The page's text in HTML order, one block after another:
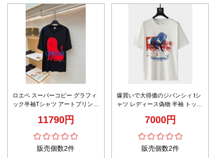
ロエベ スーパーコピー グラフィ
ック半袖Tシャツ アートプリント
11790円
販売個数2件
爆買いで大得価のジバンシィ tシ
ャツ レディース偽物 半袖 トップ
ョン ホワイト7000円
販売個数2件